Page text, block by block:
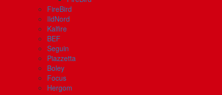
FireBird
IldNord
Kalfire
BEF
Seguin
Piazzetta
Boley
Focus
Hergom